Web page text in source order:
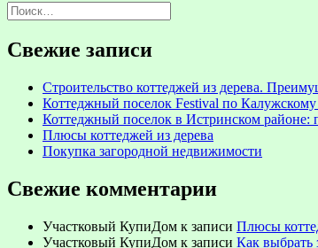
Найти:
Свежие записи
Строительство коттеджей из дерева.
Коттеджный поселок Festival по
Коттеджный поселок в Истринском районе:
Плюсы коттеджей из дерева
Покупка загородной недвижимости
Свежие комментарии
Участковый КупиДом к записи Плюсы
Участковый КупиДом к записи Как выбрать